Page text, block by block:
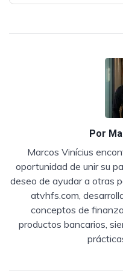
Por
Marcos Vinícius
oportunidad de unir su
deseo de ayudar a otras
atvhfs.com,
conceptos de
productos bancarios,